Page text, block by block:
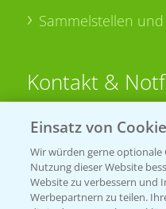
Sammelstellen
Kontakt &
Beratung auf
T.+49 (0)174
KONTAKT
Einsatz von
Wir würden gerne
Nutzung dieser Website
Website zu verbessern und
Werbepartnern zu teilen.